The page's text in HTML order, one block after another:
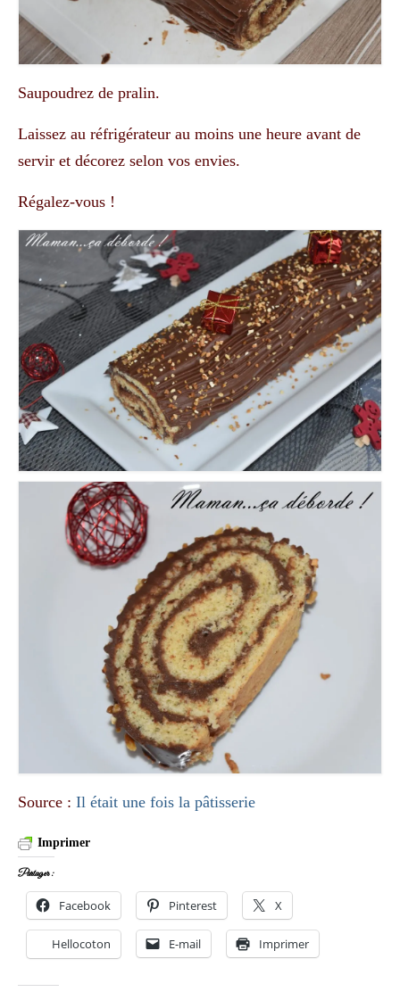
Saupoudrez de pralin.
Laissez au réfrigérateur au moins une heure avant de
servir et décorez selon vos envies.
Régalez-vous !
Source : Il était une fois la pâtisserie
Imprimer
Partager :
Facebook Pinterest X
Hellocoton E-mail Imprimer